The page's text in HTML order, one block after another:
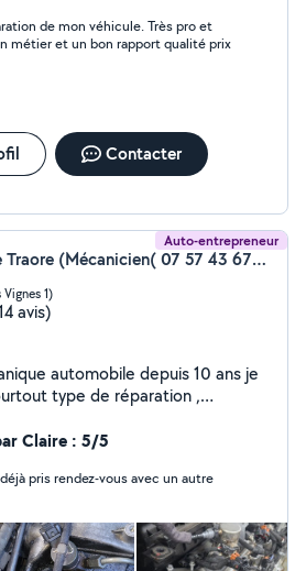
de mon véhicule. Très pro et
métier et un bon rapport qualité prix
Contacter
Auto-entrepreneur
Solomane Traore (Mécanicien( 07 57 43 67 08))
1)
avis)
type de réparation ,
Claire : 5/5
rendez-vous avec un autre